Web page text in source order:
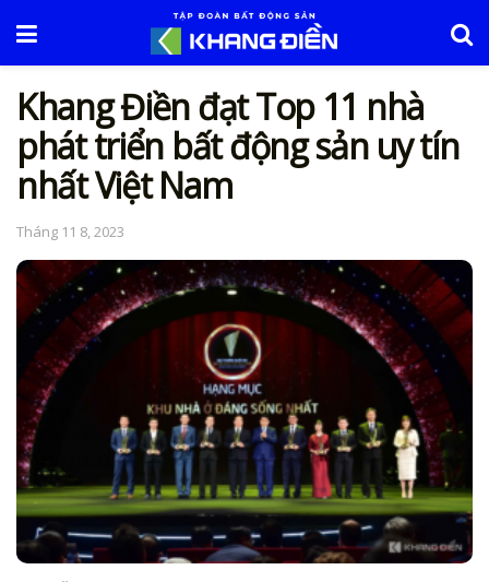
Khang Điền đạt Top 11 nhà
phát triển bất động sản uy tín
nhất Việt Nam
Tháng 11 8, 2023